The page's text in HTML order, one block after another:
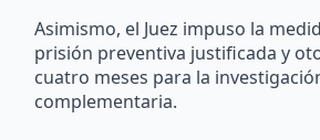
Asimismo, el Juez impuso la
prisión preventiva justificada y
cuatro meses para la
complementaria.